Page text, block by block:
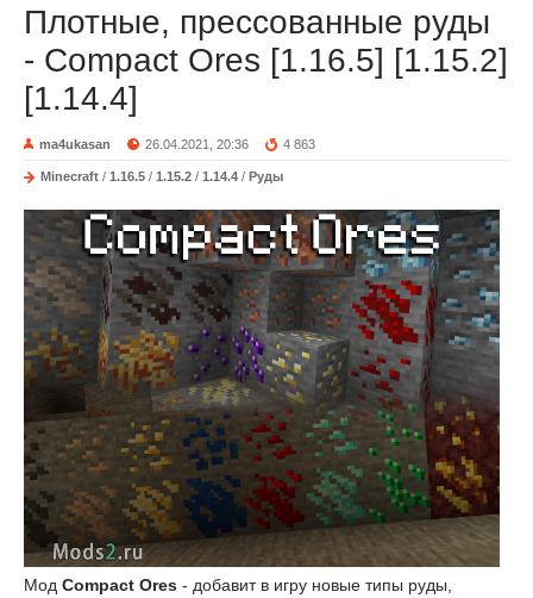
Плотные, прессованные руды
- Compact Ores [1.16.5] [1.15.2]
[1.14.4]
ma4ukasan 26.04.2021, 20:36 4 863
Minecraft / 1.16.5 / 1.15.2 / 1.14.4 / Руды
Мод Compact Ores - добавит в игру новые типы руды,